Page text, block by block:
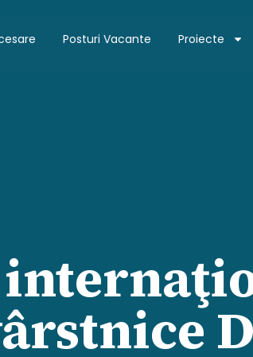
Posturi Vacante Proiecte